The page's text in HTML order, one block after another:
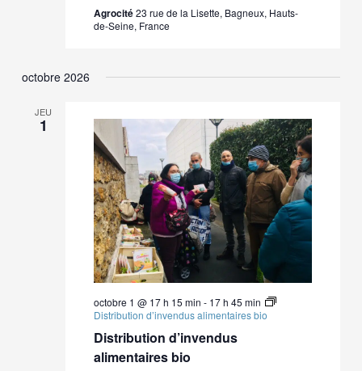
Agrocité23 rue de la Lisette, Bagneux, Hauts-
de-Seine, France
octobre 2026
JEU
1
octobre 1 @ 17 h 15 min - 17 h 45 min
Distribution d’invendus alimentaires bio
Distribution d’invendus
alimentaires bio